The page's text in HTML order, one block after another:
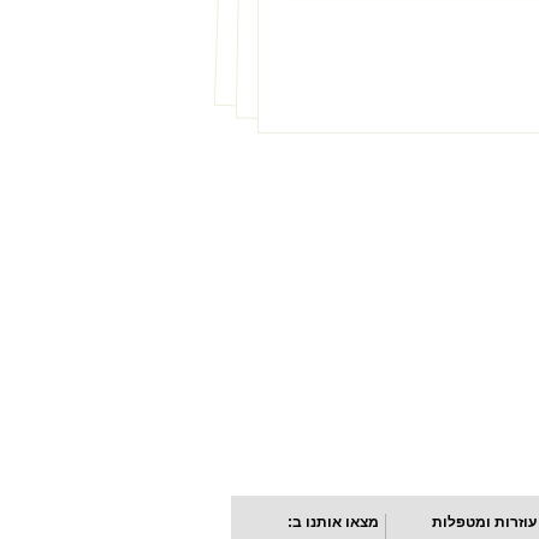
עוזרות ומטפלות מצאו אותנו ב: